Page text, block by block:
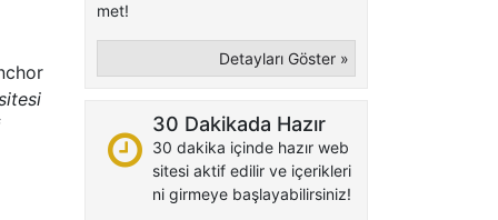
met!
Detayları Göster »
30 Dakikada Hazır
30 dakika içinde hazır web
sitesi aktif edilir ve içerikleri
ni girmeye başlayabilirsiniz!